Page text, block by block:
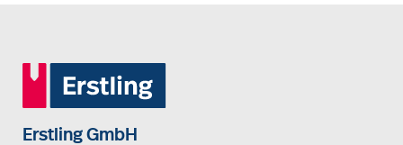
Erstling GmbH